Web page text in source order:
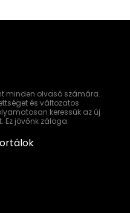
minden olvasó számára.
és változatos
keressük az új
Ez jövőnk záloga.